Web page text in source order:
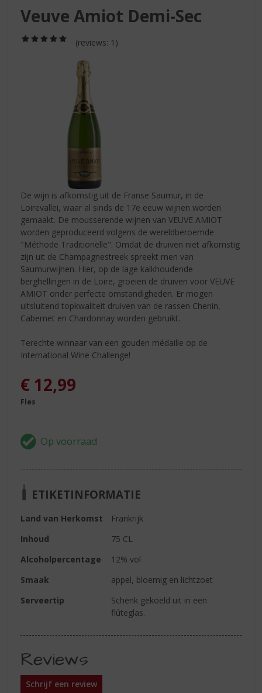
Veuve Amiot Demi-Sec
/
(reviews: 1)
De wijn is afkomstig uit de Franse Saumur, in de
Loirevallei, waar al sinds de 17e eeuw wijnen worden
gemaakt. De mousserende wijnen van VEUVE AMIOT
worden geproduceerd volgens de wereldberoemde
"Méthode Traditionelle". Omdat de druiven niet afkomstig
zijn uit de Champagnestreek spreekt men van
Saumurwijnen. Hier, op de lage kalkhoudende
berghellingen in de Loire, groeien de druiven voor VEUVE
AMIOT onder perfecte omstandigheden. Er mogen
uitsluitend topkwaliteit druiven van de rassen Chenin,
Cabernet en Chardonnay worden gebruikt.
Terechte winnaar van een gouden médaille op de
International Wine Challenge!
€ 12,99
Fles
ETIKETINFORMATIE
Land van Herkomst
Frankrijk
Inhoud
75 CL
Alcoholpercentage
12% vol
Smaak
appel, bloemig en lichtzoet
Serveertip
Schenk gekoeld uit in een
flûteglas.
Reviews
Schrijf een review